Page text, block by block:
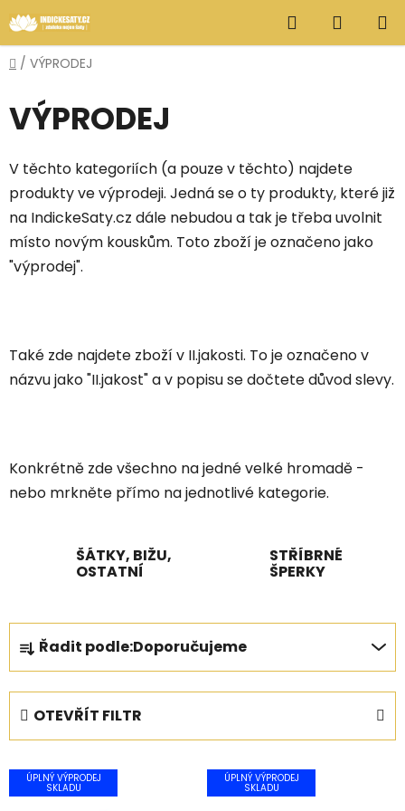
na
obsah
Hledat
KOŠÍK
Domů
/ VÝPRODEJ
VÝPRODEJ
V těchto kategoriích (a pouze v těchto) najdete
produkty ve výprodeji. Jedná se o ty produkty, které již
na IndickeSaty.cz dále nebudou a tak je třeba uvolnit
místo novým kouskům. Toto zboží je označeno jako
"výprodej".
Také zde najdete zboží v II.jakosti. To je označeno v
názvu jako "II.jakost" a v popisu se dočtete důvod slevy.
Konkrétně zde všechno na jedné velké hromadě -
nebo mrkněte přímo na jednotlivé kategorie.
ŠÁTKY, BIŽU,
OSTATNÍ
STŘÍBRNÉ
ŠPERKY
Ř
a
z
e
n
p
r
Řadit podle:Doporučujeme
OTEVŘÍT FILTR
V
ý
ÚPLNÝ VÝPRODEJ
SKLADU
ÚPLNÝ VÝPRODEJ
SKLADU